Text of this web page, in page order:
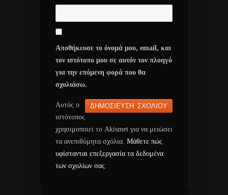
Αποθήκευσε το όνομά μου, email, και
τον ιστότοπο μου σε αυτόν τον πλοηγό
για την επόμενη φορά που θα
σχολιάσω.
Αυτός ο
ιστότοπος
χρησιμοποιεί το Akismet για να μειώσει
τα ανεπιθύμητα σχόλια. Μάθετε πώς
υφίστανται επεξεργασία τα δεδομένα
των σχολίων σας.